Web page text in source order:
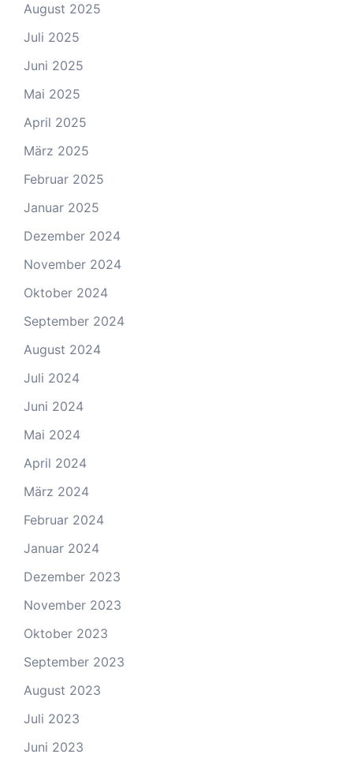
August 2025
Juli 2025
Juni 2025
Mai 2025
April 2025
März 2025
Februar 2025
Januar 2025
Dezember 2024
November 2024
Oktober 2024
September 2024
August 2024
Juli 2024
Juni 2024
Mai 2024
April 2024
März 2024
Februar 2024
Januar 2024
Dezember 2023
November 2023
Oktober 2023
September 2023
August 2023
Juli 2023
Juni 2023